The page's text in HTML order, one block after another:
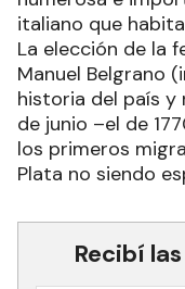
italiano que
La elección de la
Manuel Belgrano
historia del país y
de junio –el de
los primeros
Plata no siendo
Recibí